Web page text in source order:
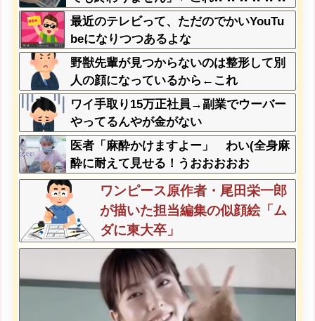
w
最近のテレビって、ただのでかいYouTu
beになりつつあるよな
野獣先輩が見つからないのは整形して別
人の顔になっているから←これ
ワイ手取り15万正社員→副業でウーバー
やってるんやが金がない
医者「麻酔かけますよー」 わい(全身麻
酔に耐えて見せる！うおおおおお
お！！！！)
ワンピース原作者・尾田栄一郎
が描いた担当編集の似顔絵「ム
ダに東大卒」